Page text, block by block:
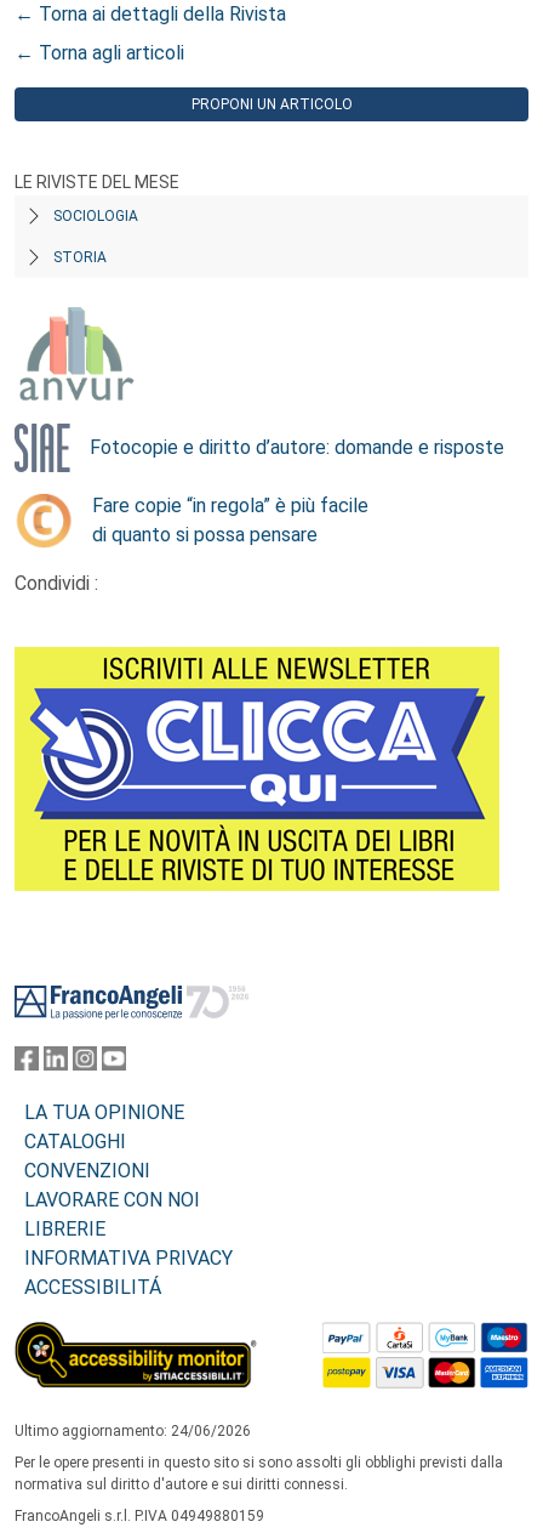
← Torna ai dettagli della Rivista
← Torna agli articoli
PROPONI UN ARTICOLO
LE RIVISTE DEL MESE
SOCIOLOGIA
STORIA
Fotocopie e diritto d’autore: domande e risposte
Fare copie “in regola” è più facile
di quanto si possa pensare
Condividi :
LA TUA OPINIONE
CATALOGHI
CONVENZIONI
LAVORARE CON NOI
LIBRERIE
INFORMATIVA PRIVACY
ACCESSIBILITÁ
Ultimo aggiornamento: 24/06/2026
Per le opere presenti in questo sito si sono assolti gli obblighi previsti dalla
normativa sul diritto d'autore e sui diritti connessi.
FrancoAngeli s.r.l. P.IVA 04949880159